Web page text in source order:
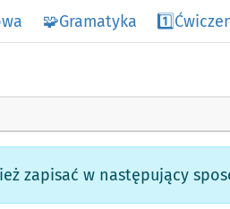
🧩Gramatyka 1️⃣
zapisać w następujący